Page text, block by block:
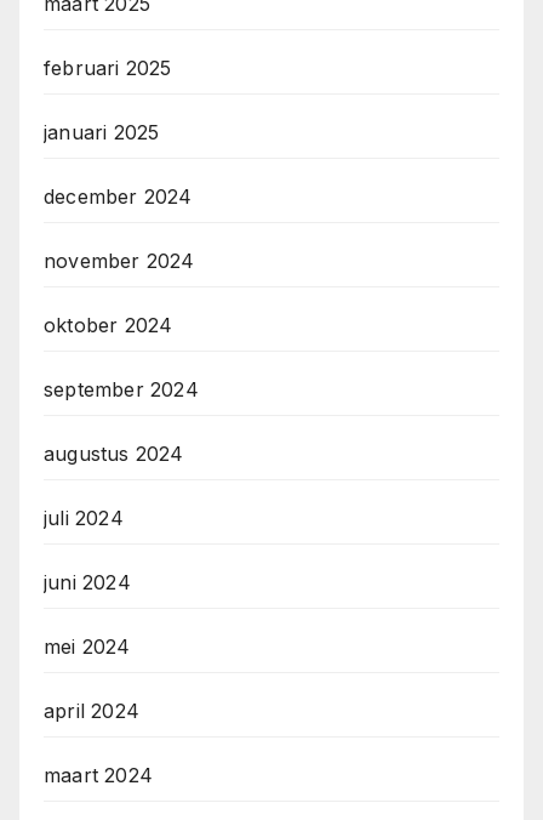
februari 2025
januari 2025
december 2024
november 2024
oktober 2024
september 2024
augustus 2024
juli 2024
juni 2024
mei 2024
april 2024
maart 2024